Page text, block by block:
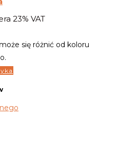
23% VAT
się różnić od koloru